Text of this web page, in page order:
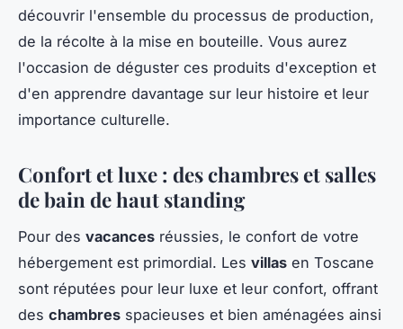
découvrir l'ensemble du processus de production,
de la récolte à la mise en bouteille. Vous aurez
l'occasion de déguster ces produits d'exception et
d'en apprendre davantage sur leur histoire et leur
importance culturelle.
Confort et luxe : des chambres et salles
de bain de haut standing
Pour des vacances réussies, le confort de votre
hébergement est primordial. Les villas en Toscane
sont réputées pour leur luxe et leur confort, offrant
des chambres spacieuses et bien aménagées ainsi